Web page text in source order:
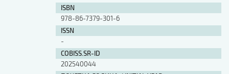
ISBN
978-86-7379-301-6
ISSN
-
COBISS.SR-ID
202540044